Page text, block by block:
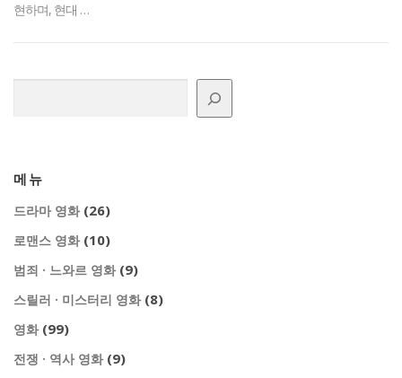
현하며, 현대 …
메뉴
드라마 영화(26)
로맨스 영화(10)
범죄 · 느와르 영화(9)
스릴러 · 미스터리 영화(8)
영화(99)
전쟁 · 역사 영화(9)